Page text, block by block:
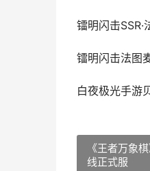
镭明闪击
镭明闪击法图
白夜极光手游
《王者万象
线正式服